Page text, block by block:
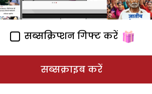
सब्सक्रिप्शन गिफ्ट करें
सब्सक्राइब करें